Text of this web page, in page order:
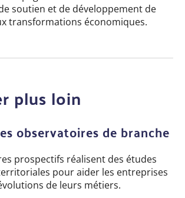
soutien et de développement de
transformations économiques.
plus loin
observatoires de branche
prospectifs réalisent des études
pour aider les entreprises
de leurs métiers.